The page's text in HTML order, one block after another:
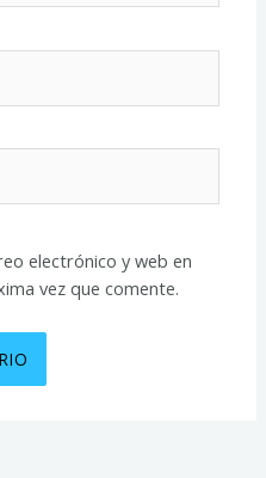
electrónico y web en
vez que comente.